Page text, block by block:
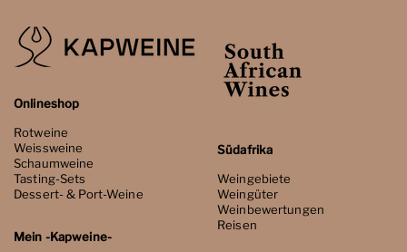
Onlineshop
Rotweine
Weissweine
Schaumweine
Tasting-Sets
Dessert- & Port-Weine
Mein -Kapweine-
Südafrika
Weingebiete
Weingüter
Weinbewertungen
Reisen